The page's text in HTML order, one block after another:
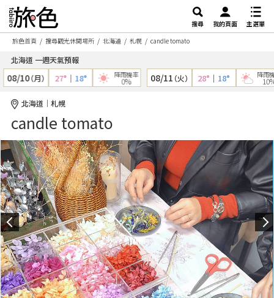
搜尋 我的頁面
主選單
旅色首頁
搜尋觀光休閒場所 北海道 札幌 candle tomato
北海道 一週天氣預報
08/10（月） 27°｜ 18° 降雨機率
0% 08/11（火） 28°｜ 18° 降雨機
10%
北海道｜札幌
candle tomato